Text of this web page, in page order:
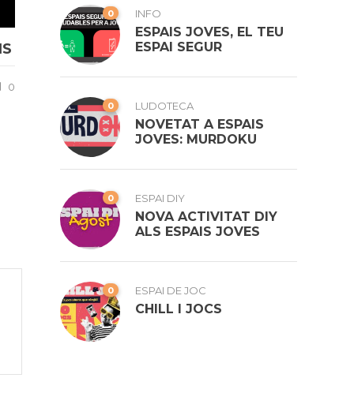
0
0 INFO
ESPAIS JOVES, EL TEU
ESPAI SEGUR
0 LUDOTECA
NOVETAT A ESPAIS
JOVES: MURDOKU
0 ESPAI DIY
NOVA ACTIVITAT DIY
ALS ESPAIS JOVES
0 ESPAI DE JOC
CHILL I JOCS